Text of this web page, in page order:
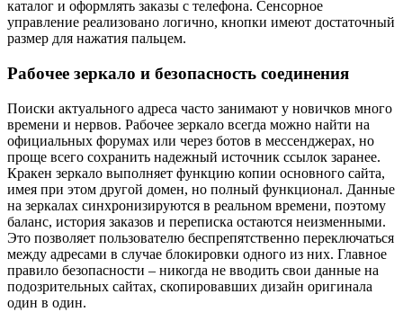
каталог и оформлять заказы с телефона. Сенсорное
управление реализовано логично, кнопки имеют достаточный
размер для нажатия пальцем.
Рабочее зеркало и безопасность соединения
Поиски актуального адреса часто занимают у новичков много
времени и нервов. Рабочее зеркало всегда можно найти на
официальных форумах или через ботов в мессенджерах, но
проще всего сохранить надежный источник ссылок заранее.
Кракен зеркало выполняет функцию копии основного сайта,
имея при этом другой домен, но полный функционал. Данные
на зеркалах синхронизируются в реальном времени, поэтому
баланс, история заказов и переписка остаются неизменными.
Это позволяет пользователю беспрепятственно переключаться
между адресами в случае блокировки одного из них. Главное
правило безопасности – никогда не вводить свои данные на
подозрительных сайтах, скопировавших дизайн оригинала
один в один.